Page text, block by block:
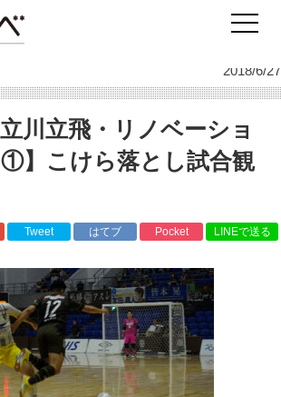
ベ
ベーションレポート①】こけら落とし試合観戦記
2018/6/27
川立飛・リノベーショ
】こけら落とし試合観
Tweet はてブ Pocket LINEで送る